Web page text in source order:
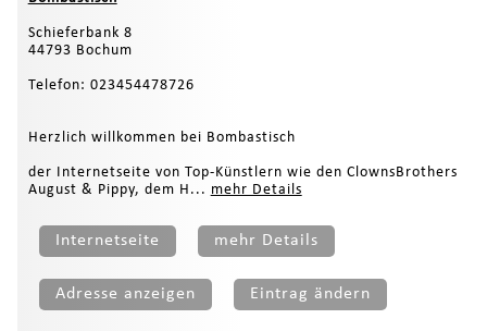
Schieferbank 8
44793 Bochum
Telefon: 023454478726
Herzlich willkommen bei Bombastisch
der Internetseite von Top-Künstlern wie den ClownsBrothers
August & Pippy, dem H... mehr Details
Internetseite mehr Details
Adresse anzeigen Eintrag ändern